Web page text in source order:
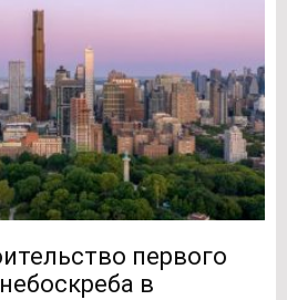
первого
в